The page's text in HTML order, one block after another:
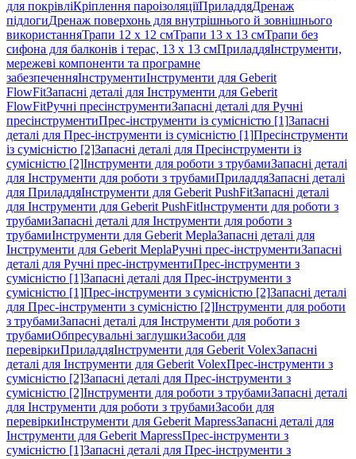
для покрівліКріплення пароізоляціїПриладдяДренаж
підлогиДренаж поверхонь для внутрішнього й зовнішнього
використанняТрапи 12 x 12 смТрапи 13 x 13 смТрапи без
сифона для балконів і терас, 13 x 13 смПриладдяІнструменти,
мережеві компоненти та програмне
забезпеченняІнструментиІнструменти для Geberit
FlowFitЗапасні деталі для Інструменти для Geberit
FlowFitРучні пресінструментиЗапасні деталі для Ручні
пресінструментиПрес-інструменти із сумісністю [1]Запасні
деталі для Прес-інструменти із сумісністю [1]Пресінструменти
із сумісністю [2]Запасні деталі для Пресінструменти із
сумісністю [2]Інструменти для роботи з трубамиЗапасні деталі
для Інструменти для роботи з трубамиПриладдяЗапасні деталі
для ПриладдяІнструменти для Geberit PushFitЗапасні деталі
для Інструменти для Geberit PushFitІнструменти для роботи з
трубамиЗапасні деталі для Інструменти для роботи з
трубамиІнструменти для Geberit MeplaЗапасні деталі для
Інструменти для Geberit MeplaРучні прес-інструментиЗапасні
деталі для Ручні прес-інструментиПрес-інструменти з
сумісністю [1]Запасні деталі для Прес-інструменти з
сумісністю [1]Прес-інструменти з сумісністю [2]Запасні деталі
для Прес-інструменти з сумісністю [2]Інструменти для роботи
з трубамиЗапасні деталі для Інструменти для роботи з
трубамиОбпресувальні заглушкиЗасоби для
перевіркиПриладдяІнструменти для Geberit VolexЗапасні
деталі для Інструменти для Geberit VolexПрес-інструменти з
сумісністю [2]Запасні деталі для Прес-інструменти з
сумісністю [2]Інструменти для роботи з трубамиЗапасні деталі
для Інструменти для роботи з трубамиЗасоби для
перевіркиІнструменти для Geberit MapressЗапасні деталі для
Інструменти для Geberit MapressПрес-інструменти з
сумісністю [1]Запасні деталі для Прес-інструменти з